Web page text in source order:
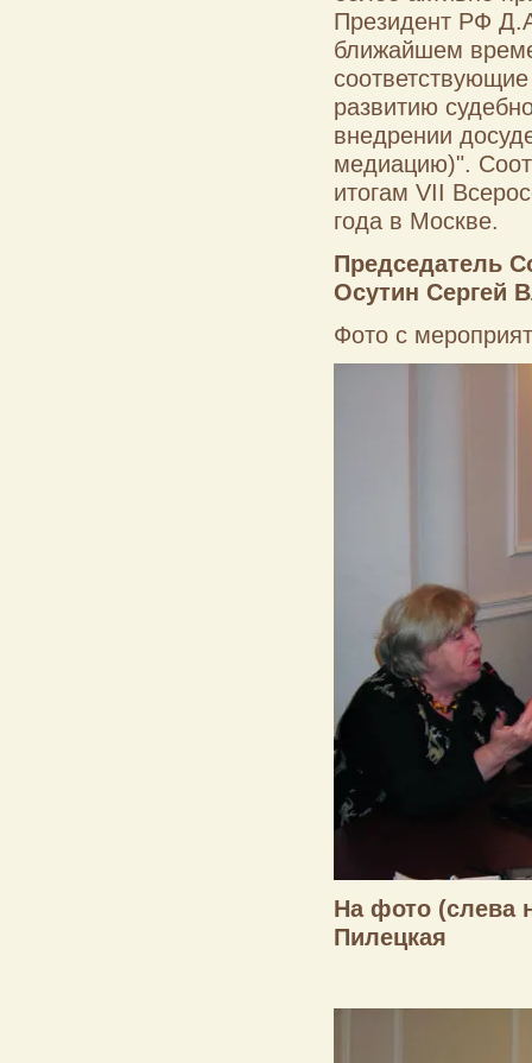
Президент РФ
ближайшем
развитию
внедрении
медиацию)".
итогам VII
года в Москве.
Председатель
Осутин Сергей
Фото с
На фото (слева
Пилецкая